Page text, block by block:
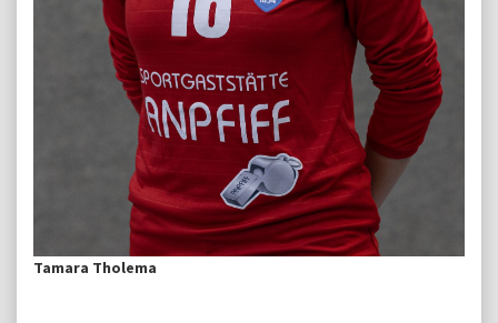
Tamara Tholema